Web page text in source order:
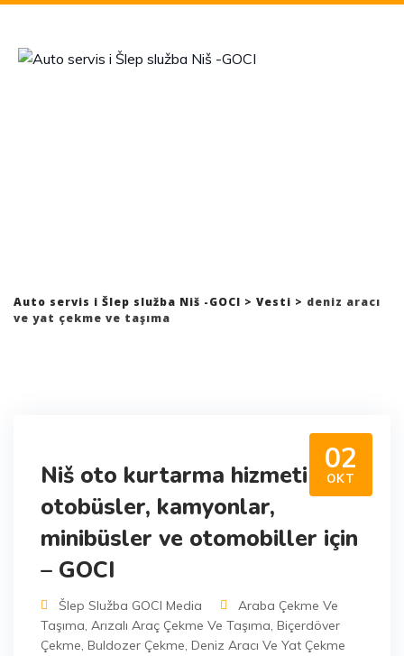
Skip
content
Auto servis i Šlep služba Niš -GOCI > Vesti > deniz aracı
ve yat çekme ve taşıma
02
OKT
Niš oto kurtarma hizmeti –
otobüsler, kamyonlar,
minibüsler ve otomobiller için
– GOCI
Šlep Služba GOCI Media
Araba Çekme Ve
Taşıma, Arızalı Araç Çekme Ve Taşıma, Biçerdöver
Çekme, Buldozer Çekme, Deniz Aracı Ve Yat Çekme